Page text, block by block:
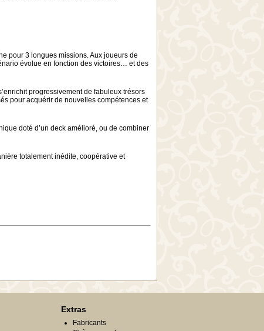
pour 3 longues missions. Aux joueurs de
évolue en fonction des victoires… et des
progressivement de fabuleux trésors
pour acquérir de nouvelles compétences et
doté d’un deck amélioré, ou de combiner
totalement inédite, coopérative et
Extras
Fabricants